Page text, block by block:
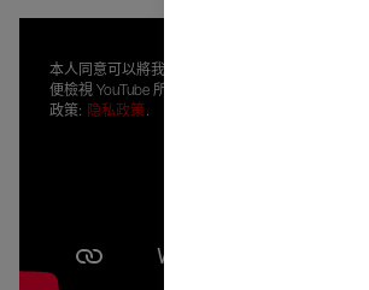
本人同意可以將我的個人資料傳輸給 Google，以
便檢視 YouTube 所顯示的內容。本人已閱讀隱私
政策: 隐私政策.